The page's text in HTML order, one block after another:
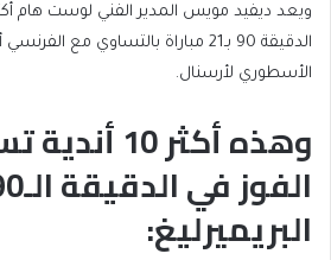
ويعد ديفيد مويس المدير الفني لوست هام
الدقيقة 90 بـ21 مباراة بالتساوي مع
الأسطوري لأرسنال.
وهذه أكثر
البريميرليغ: